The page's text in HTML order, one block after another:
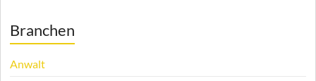
Branchen
Anwalt